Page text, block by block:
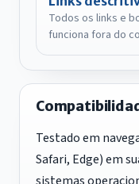
Todos os links e
funciona fora do
Testado em
Safari, Edge) em